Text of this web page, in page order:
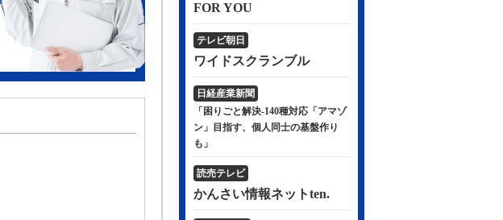
FOR YOU
テレビ朝日
ワイドスクランブル
日経産業新聞
「困りごと解決-140種対応「アマゾ
ン」目指す、個人同士の基盤作り
も」
読売テレビ
かんさい情報ネットten.